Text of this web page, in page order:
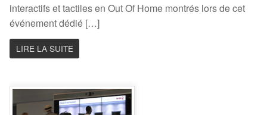
interactifs et tactiles en Out Of Home montrés lors de cet
événement dédié […]
LIRE LA SUITE